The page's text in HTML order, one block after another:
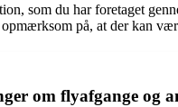
som du har foretaget
på, at der kan
om flyafgange og